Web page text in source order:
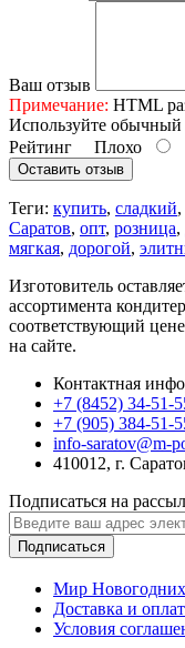
Ваш отзыв
Примечание: HTML
Используйте обычный
Рейтинг Плохо
Оставить отзыв
Теги: купить, сладкий,
Саратов, опт, розница,
мягкая, дорогой,
Изготовитель
ассортимента
соответствующий
на сайте.
Контактная
+7 (8452) 34-51-
+7 (905) 384-51-
info-saratov@m-
410012, г.
Подписаться на
Подписаться
Мир Новогодних
Доставка и
Условия